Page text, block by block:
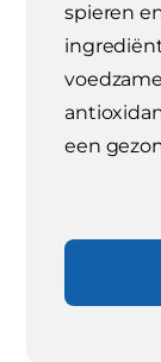
spieren
een